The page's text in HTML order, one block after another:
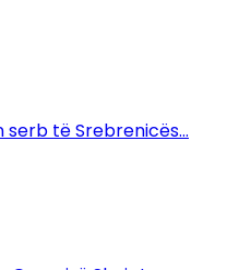
serb të Srebrenicës…